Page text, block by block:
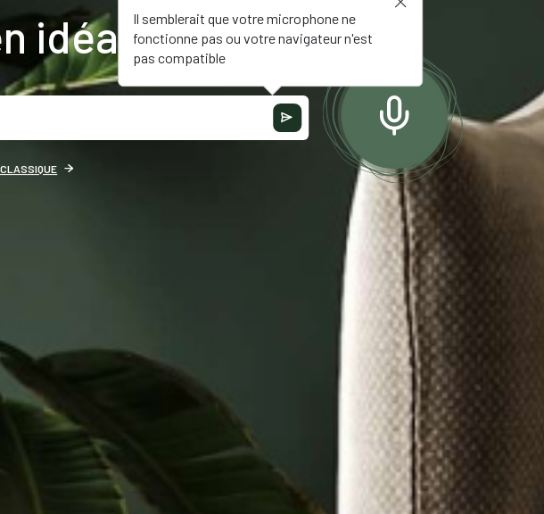
idéal !Il semblerait que votre microphone ne
fonctionne pas ou votre navigateur n'est
pas compatible